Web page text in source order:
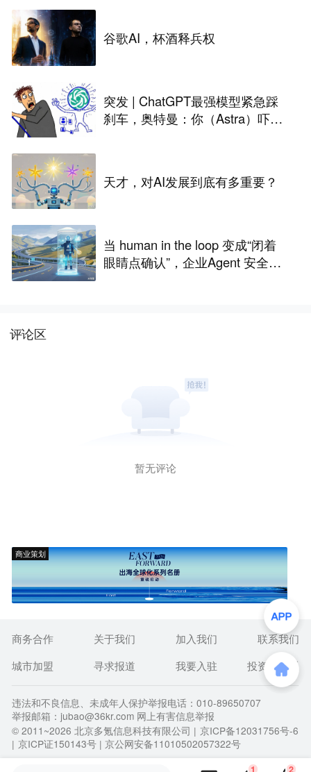
谷歌AI，杯酒释兵权
突发 | ChatGPT最强模型紧急踩
刹车，奥特曼：你（Astra）吓到
天才，对AI发展到底有多重要？
当 human in the loop 变成“闭着
眼睛点确认”，企业Agent 安全还
评论区
暂无评论
商业策划
1 2
商务合作 关于我们 加入我们
联系我们
城市加盟
寻求报道 我要入驻 投资者关系
违法和不良信息、未成年人保护举报电话：010-89650707
举报邮箱：jubao@36kr.com 网上有害信息举报
© 2011~2026 北京多氪信息科技有限公司 | 京ICP备12031756号-6
| 京ICP证150143号 | 京公网安备11010502057322号